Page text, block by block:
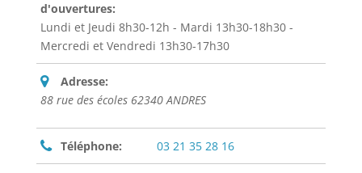
d'ouvertures:
Lundi et Jeudi 8h30-12h - Mardi 13h30-18h30 -
Mercredi et Vendredi 13h30-17h30
Adresse:
88 rue des écoles 62340 ANDRES
Téléphone: 03 21 35 28 16